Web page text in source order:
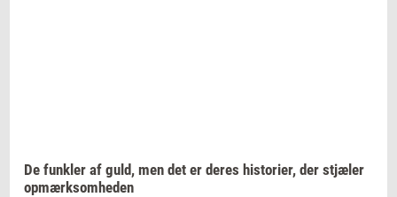
De funk­ler af guld, men det er deres hi­sto­ri­er, der stjæ­ler
op­mærk­som­he­den